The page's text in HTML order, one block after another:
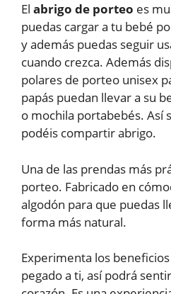
El abrigo de porteo es
puedas cargar a tu bebé
y además puedas seguir
cuando crezca. Además
polares de porteo unisex
papás puedan llevar a su
o mochila portabebés. Así
podéis compartir abrigo.
Una de las prendas más
porteo. Fabricado en
algodón para que puedas
forma más natural.
Experimenta los
pegado a ti, así podrá